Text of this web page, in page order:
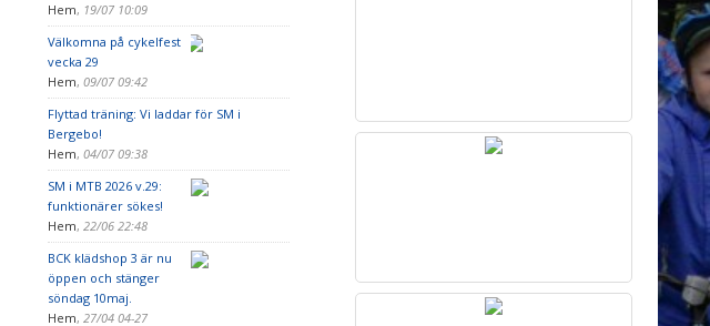
Hem, 19/07 10:09
Välkomna på cykelfest
vecka 29
Hem, 09/07 09:42
Flyttad träning: Vi laddar för SM i
Bergebo!
Hem, 04/07 09:38
SM i MTB 2026 v.29:
funktionärer sökes!
Hem, 22/06 22:48
BCK klädshop 3 är nu
öppen och stänger
söndag 10maj.
Hem, 27/04 04-27